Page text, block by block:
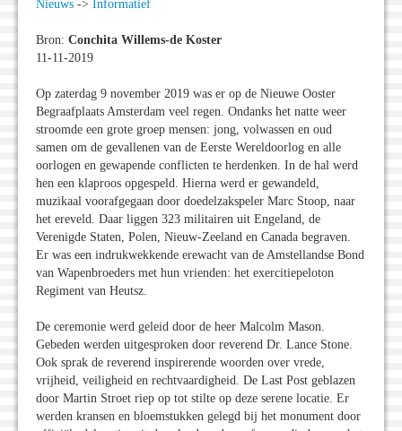
Nieuws -> Informatief
Bron: Conchita Willems-de Koster
11-11-2019
Op zaterdag 9 november 2019 was er op de Nieuwe Ooster
Begraafplaats Amsterdam veel regen. Ondanks het natte weer
stroomde een grote groep mensen: jong, volwassen en oud
samen om de gevallenen van de Eerste Wereldoorlog en alle
oorlogen en gewapende conflicten te herdenken. In de hal werd
hen een klaproos opgespeld. Hierna werd er gewandeld,
muzikaal voorafgegaan door doedelzakspeler Marc Stoop, naar
het ereveld. Daar liggen 323 militairen uit Engeland, de
Verenigde Staten, Polen, Nieuw-Zeeland en Canada begraven.
Er was een indrukwekkende erewacht van de Amstellandse Bond
van Wapenbroeders met hun vrienden: het exercitiepeloton
Regiment van Heutsz.
De ceremonie werd geleid door de heer Malcolm Mason.
Gebeden werden uitgesproken door reverend Dr. Lance Stone.
Ook sprak de reverend inspirerende woorden over vrede,
vrijheid, veiligheid en rechtvaardigheid. De Last Post geblazen
door Martin Stroet riep op tot stilte op deze serene locatie. Er
werden kransen en bloemstukken gelegd bij het monument door